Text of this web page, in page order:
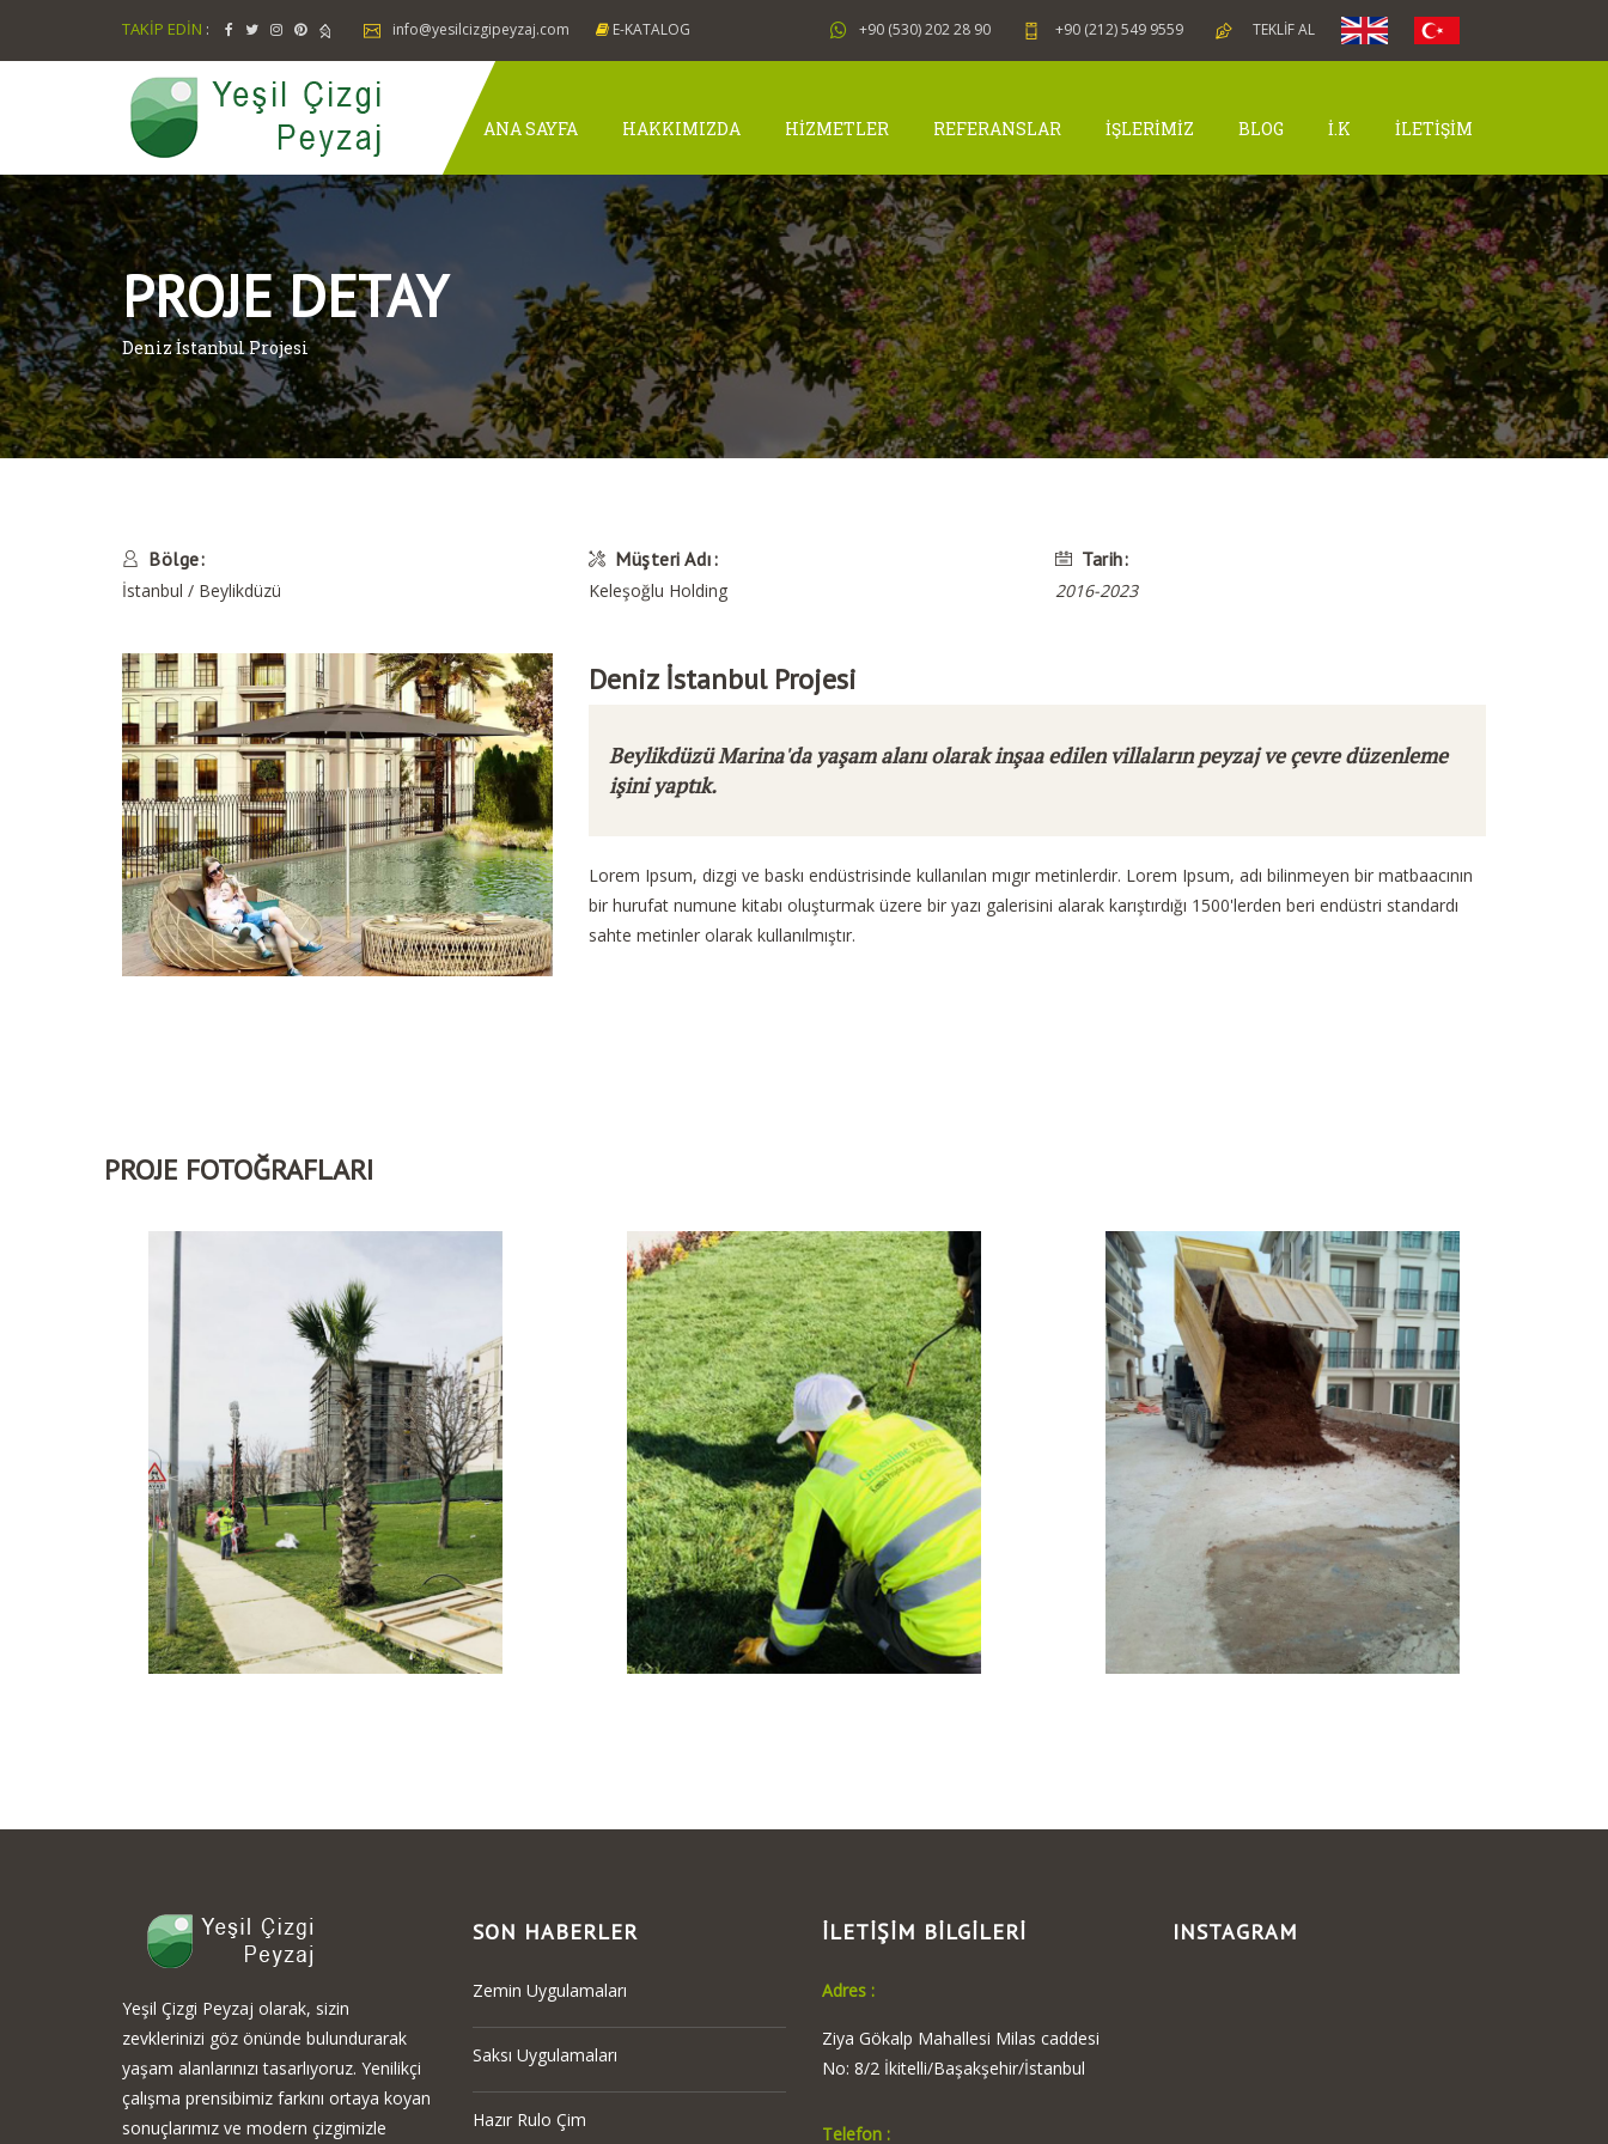
TAKİP EDİN : info@yesilcizgipeyzaj.com E-KATALOG +90 (530) 202 28 90 +90 (212) 549 9559 TEKLİF AL
ANA SAYFA HAKKIMIZDA HİZMETLER REFERANSLAR İŞLERİMİZ BLOG İ.K İLETİŞİM
PROJE DETAY
Deniz İstanbul Projesi
Bölge:
İstanbul / Beylikdüzü
Müşteri Adı:
Keleşoğlu Holding
Tarih:
2016-2023
Deniz İstanbul Projesi
Beylikdüzü Marina'da yaşam alanı olarak inşaa edilen villaların peyzaj ve çevre düzenleme
işini yaptık.
Lorem Ipsum, dizgi ve baskı endüstrisinde kullanılan mıgır metinlerdir. Lorem Ipsum, adı bilinmeyen bir matbaacının
bir hurufat numune kitabı oluşturmak üzere bir yazı galerisini alarak karıştırdığı 1500'lerden beri endüstri standardı
sahte metinler olarak kullanılmıştır.
PROJE FOTOĞRAFLARI
Yeşil Çizgi Peyzaj olarak, sizin
zevklerinizi göz önünde bulundurarak
yaşam alanlarınızı tasarlıyoruz. Yenilikçi
çalışma prensibimiz farkını ortaya koyan
sonuçlarımız ve modern çizgimizle
SON HABERLER
Zemin Uygulamaları
Saksı Uygulamaları
Hazır Rulo Çim
İLETİŞİM BİLGİLERİ
Adres :
Ziya Gökalp Mahallesi Milas caddesi
No: 8/2 İkitelli/Başakşehir/İstanbul
Telefon :
INSTAGRAM